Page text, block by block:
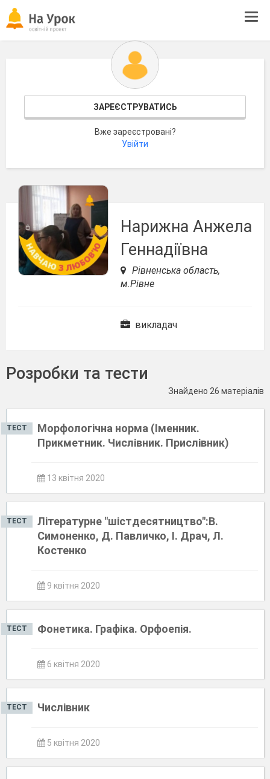
ЗАРЕЄСТРУВАТИСЬ
Вже зареєстровані?
Увійти
Нарижна Анжела
Геннадіївна
Рівненська область,
м.Рівне
викладач
Розробки та тести
Знайдено 26 матеріалів
ТЕСТ
Морфологічна норма (Іменник.
Прикметник. Числівник. Прислівник)
13 квітня 2020
ТЕСТ
Літературне "шістдесятництво":В.
Симоненко, Д. Павличко, І. Драч, Л.
Костенко
9 квітня 2020
ТЕСТ Фонетика. Графіка. Орфоепія.
6 квітня 2020
ТЕСТ Числівник
5 квітня 2020